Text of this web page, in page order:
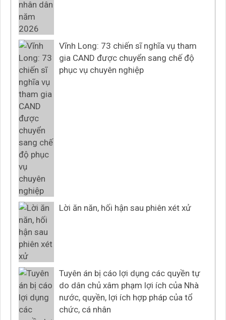
Vĩnh Long: 73 chiến sĩ nghĩa vụ tham
gia CAND được chuyển sang chế độ
phục vụ chuyên nghiệp
Lời ăn năn, hối hận sau phiên xét xử
Tuyên án bị cáo lợi dụng các quyền tự
do dân chủ xâm phạm lợi ích của Nhà
nước, quyền, lợi ích hợp pháp của tổ
chức, cá nhân